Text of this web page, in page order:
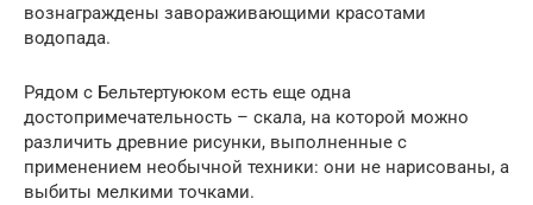
вознаграждены завораживающими красотами
водопада.
Рядом с Бельтертуюком есть еще одна
достопримечательность – скала, на которой можно
различить древние рисунки, выполненные с
применением необычной техники: они не нарисованы, а
выбиты мелкими точками.